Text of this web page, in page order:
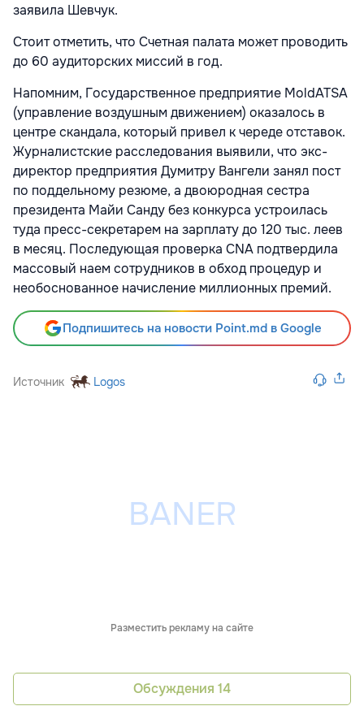
заявила Шевчук.
Стоит отметить, что Счетная палата может проводить
до 60 аудиторских миссий в год.
Напомним, Государственное предприятие MoldATSA
(управление воздушным движением) оказалось в
центре скандала, который привел к череде отставок.
Журналистские расследования выявили, что экс-
директор предприятия Думитру Вангели занял пост
по поддельному резюме, а двоюродная сестра
президента Майи Санду без конкурса устроилась
туда пресс-секретарем на зарплату до 120 тыс. леев
в месяц. Последующая проверка CNA подтвердила
массовый наем сотрудников в обход процедур и
необоснованное начисление миллионных премий.
Подпишитесь на новости Point.md в Google
Источник Logos
Разместить рекламу на сайте
Обсуждения 14